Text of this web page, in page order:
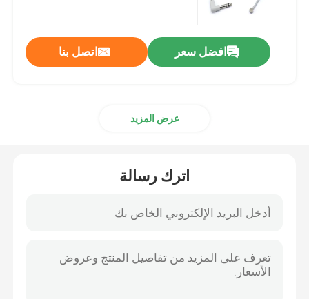
منزل
المنتجات
افضل سعر اتصل بنا
عرض المزيد
اترك رسالة